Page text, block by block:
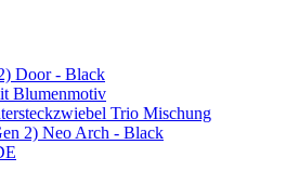
Door - Black
Blumenmotiv
Trio Mischung
2) Neo Arch - Black